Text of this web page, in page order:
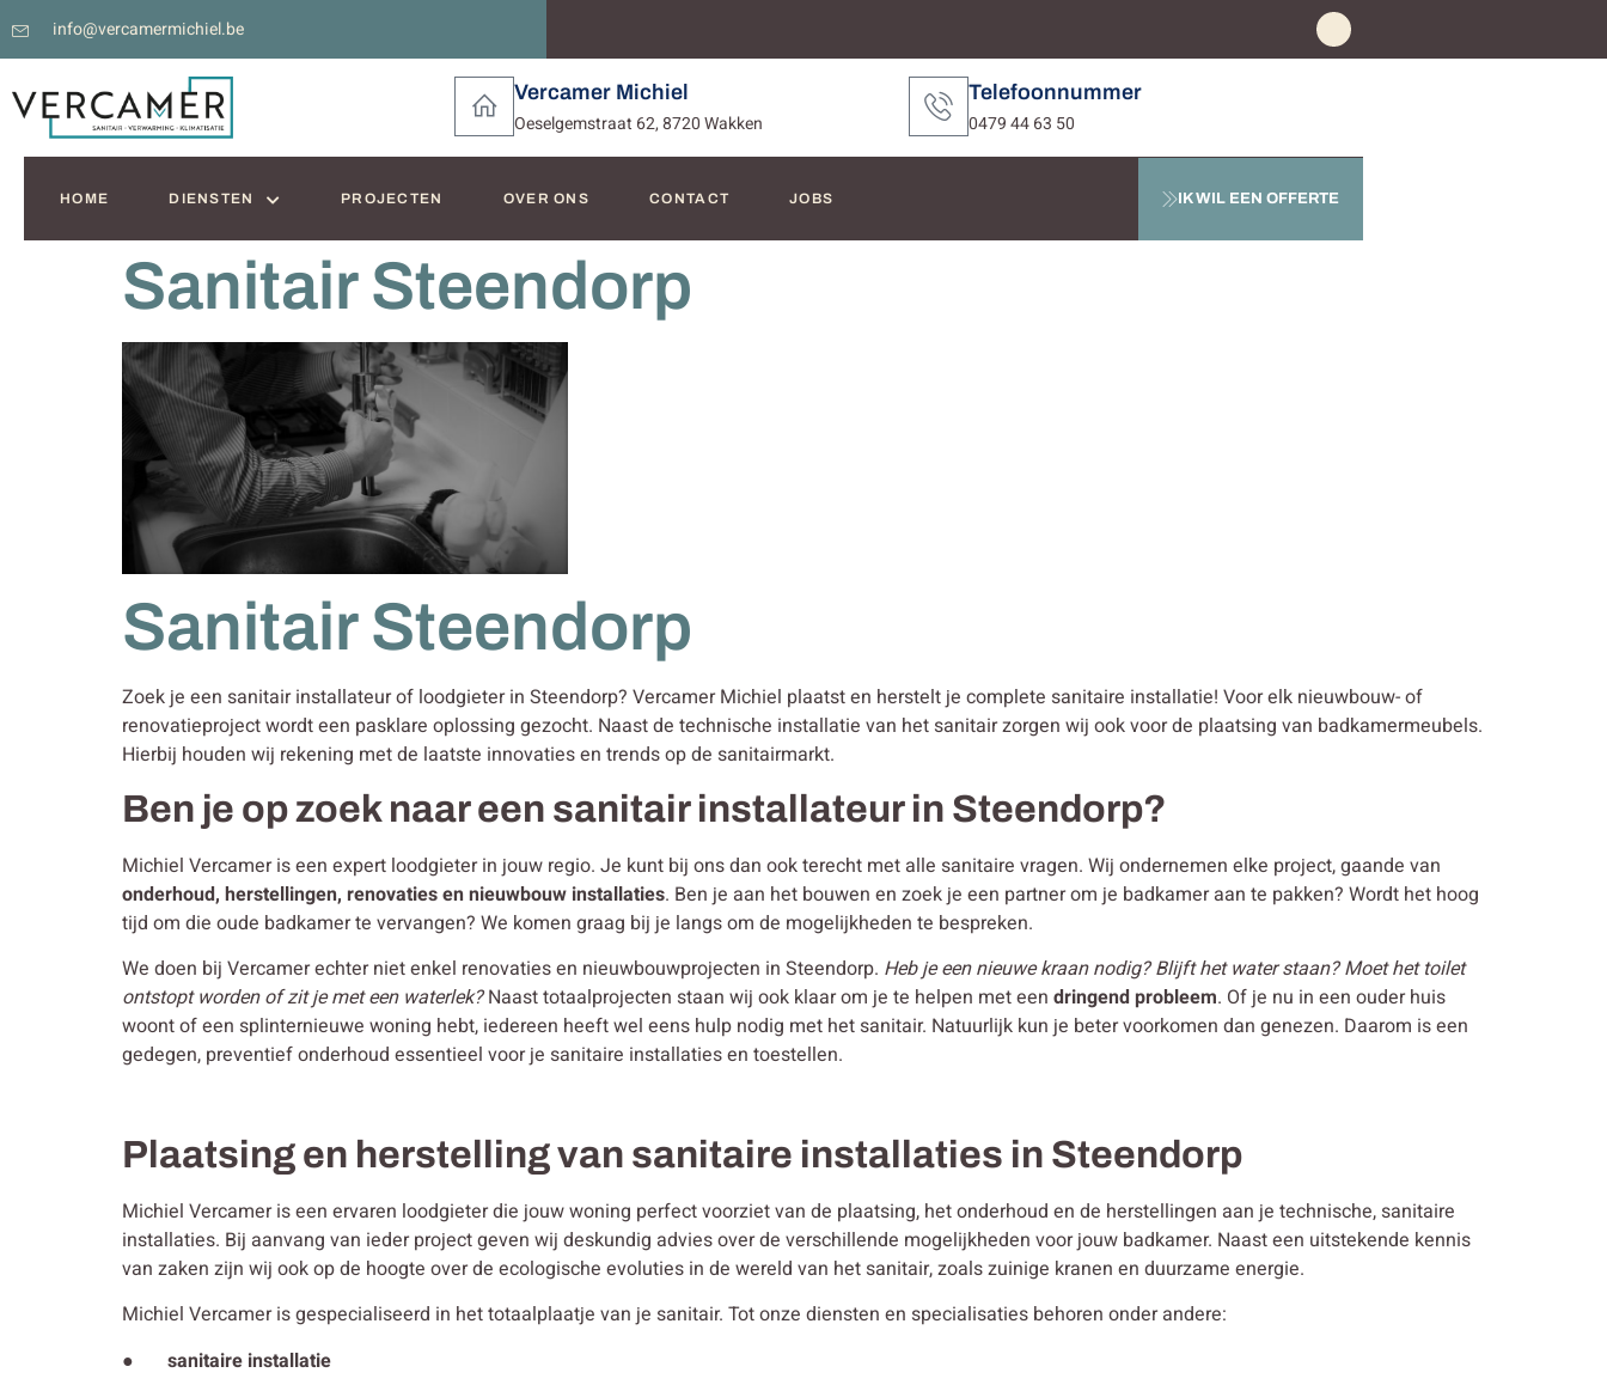
info@vercamermichiel.be
Vercamer Michiel
Oeselgemstraat 62, 8720 Wakken
Telefoonnummer
0479 44 63 50
HOME DIENSTEN PROJECTEN OVER ONS CONTACT JOBS IK WIL EEN OFFERTE
Sanitair Steendorp
Sanitair Steendorp
Zoek je een sanitair installateur of loodgieter in Steendorp? Vercamer Michiel plaatst en herstelt je complete sanitaire installatie! Voor elk nieuwbouw- of
renovatieproject wordt een pasklare oplossing gezocht. Naast de technische installatie van het sanitair zorgen wij ook voor de plaatsing van badkamermeubels.
Hierbij houden wij rekening met de laatste innovaties en trends op de sanitairmarkt.
Ben je op zoek naar een sanitair installateur in Steendorp?
Michiel Vercamer is een expert loodgieter in jouw regio. Je kunt bij ons dan ook terecht met alle sanitaire vragen. Wij ondernemen elke project, gaande van
onderhoud, herstellingen, renovaties en nieuwbouw installaties. Ben je aan het bouwen en zoek je een partner om je badkamer aan te pakken? Wordt het hoog
tijd om die oude badkamer te vervangen? We komen graag bij je langs om de mogelijkheden te bespreken.
We doen bij Vercamer echter niet enkel renovaties en nieuwbouwprojecten in Steendorp. Heb je een nieuwe kraan nodig? Blijft het water staan? Moet het toilet
ontstopt worden of zit je met een waterlek?Naast totaalprojecten staan wij ook klaar om je te helpen met een dringend probleem. Of je nu in een ouder huis
woont of een splinternieuwe woning hebt, iedereen heeft wel eens hulp nodig met het sanitair. Natuurlijk kun je beter voorkomen dan genezen. Daarom is een
gedegen, preventief onderhoud essentieel voor je sanitaire installaties en toestellen.
Plaatsing en herstelling van sanitaire installaties in Steendorp
Michiel Vercamer is een ervaren loodgieter die jouw woning perfect voorziet van de plaatsing, het onderhoud en de herstellingen aan je technische, sanitaire
installaties. Bij aanvang van ieder project geven wij deskundig advies over de verschillende mogelijkheden voor jouw badkamer. Naast een uitstekende kennis
van zaken zijn wij ook op de hoogte over de ecologische evoluties in de wereld van het sanitair, zoals zuinige kranen en duurzame energie.
Michiel Vercamer is gespecialiseerd in het totaalplaatje van je sanitair. Tot onze diensten en specialisaties behoren onder andere:
● sanitaire installatie